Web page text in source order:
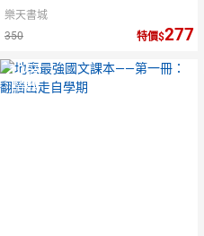
樂天書城
350
特價 277
10倍
點數